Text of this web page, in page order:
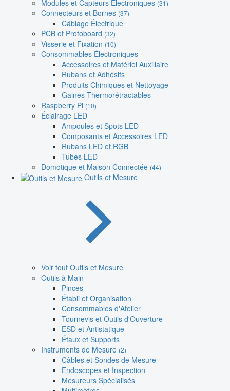
Modules et Capteurs Électroniques (31)
Connecteurs et Bornes (37)
Câblage Électrique
PCB et Protoboard (32)
Visserie et Fixation (10)
Consommables Électroniques
Accessoires et Matériel Auxiliaire
Rubans et Adhésifs
Produits Chimiques et Nettoyage
Gaines Thermorétractables
Raspberry Pi (10)
Éclairage LED
Ampoules et Spots LED
Composants et Accessoires LED
Rubans LED et RGB
Tubes LED
Domotique et Maison Connectée (44)
Outils et Mesure
Voir tout Outils et Mesure
Outils à Main
Pinces
Établi et Organisation
Consommables d'Atelier
Tournevis et Outils d'Ouverture
ESD et Antistatique
Étaux et Supports
Instruments de Mesure (2)
Câbles et Sondes de Mesure
Endoscopes et Inspection
Mesureurs Spécialisés